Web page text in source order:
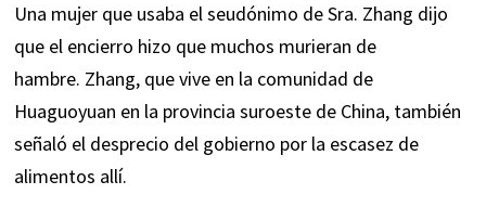
Una mujer que usaba el seudónimo de Sra. Zhang dijo
que el encierro hizo que muchos murieran de
hambre. Zhang, que vive en la comunidad de
Huaguoyuan en la provincia suroeste de China, también
señaló el desprecio del gobierno por la escasez de
alimentos allí.